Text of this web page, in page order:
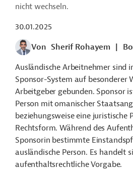
nicht wechseln.
30.01.2025
Von Sherif Rohayem
Ausländische Arbeitnehmer sind
Sponsor-System auf besonderer
Arbeitgeber gebunden. Sponsor
Person mit omanischer
beziehungsweise eine juristische
Rechtsform. Während des
Sponsorin bestimmte
ausländische Person. Es handelt
aufenthaltsrechtliche Vorgabe.